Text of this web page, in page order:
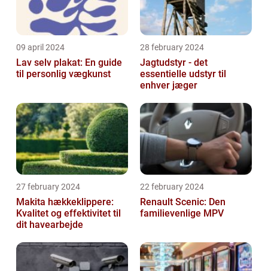
09 april 2024
Lav selv plakat: En guide
til personlig vægkunst
28 february 2024
Jagtudstyr - det
essentielle udstyr til
enhver jæger
27 february 2024
Makita hækkeklippere:
Kvalitet og effektivitet til
dit havearbejde
22 february 2024
Renault Scenic: Den
familievenlige MPV